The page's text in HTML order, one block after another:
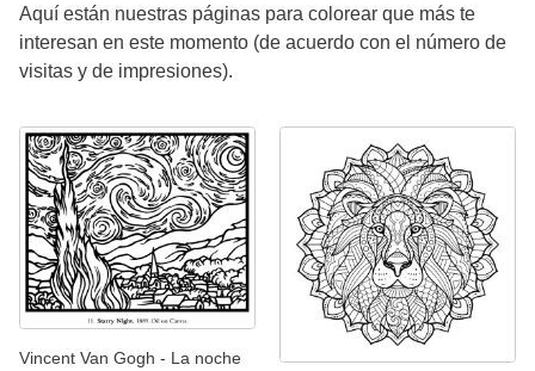
Aquí están nuestras páginas para colorear que más te
interesan en este momento (de acuerdo con el número de
visitas y de impresiones).
Vincent Van Gogh - La noche